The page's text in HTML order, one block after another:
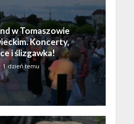
w Tomaszowie
Koncerty,
i ślizgawka!
1 dzień temu